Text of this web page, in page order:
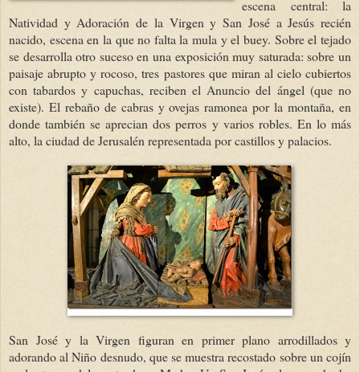
escena central: la
Natividad y Adoración de la Virgen y San José a Jesús recién
nacido, escena en la que no falta la mula y el buey. Sobre el tejado
se desarrolla otro suceso en una exposición muy saturada: sobre un
paisaje abrupto y rocoso, tres pastores que miran al cielo cubiertos
con tabardos y capuchas, reciben el Anuncio del ángel (que no
existe). El rebaño de cabras y ovejas ramonea por la montaña, en
donde también se aprecian dos perros y varios robles. En lo más
alto, la ciudad de Jerusalén representada por castillos y palacios.
San José y la Virgen figuran en primer plano arrodillados y
adorando al Niño desnudo, que se muestra recostado sobre un cojín